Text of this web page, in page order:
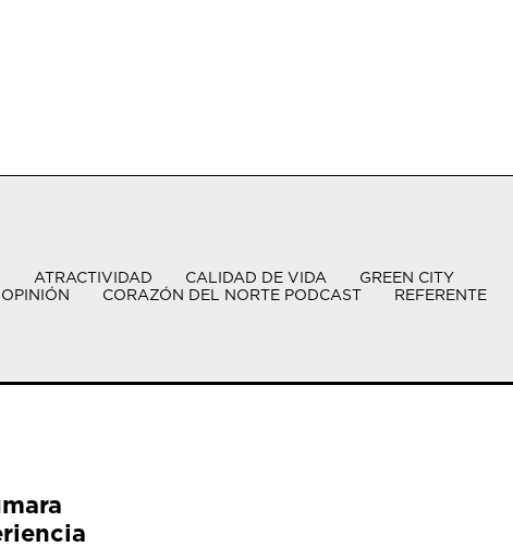
ATRACTIVIDAD CALIDAD DE VIDA
GREEN CITY
CORAZÓN DEL NORTE PODCAST REFERENTE